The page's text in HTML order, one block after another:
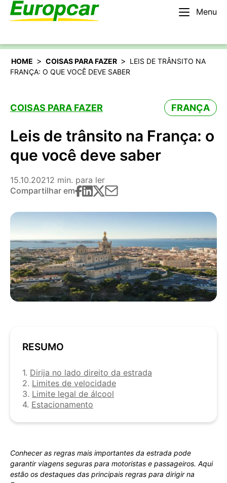
Menu
Português
HOME > COISAS PARA FAZER > LEIS DE TRÂNSITO NA
FRANÇA: O QUE VOCÊ DEVE SABER
COISAS PARA FAZER FRANÇA
Leis de trânsito na França: o
que você deve saber
15.10.20212 min. para ler
Compartilhar em
RESUMO
1. Dirija no lado direito da estrada
2. Limites de velocidade
3. Limite legal de álcool
4. Estacionamento
Conhecer as regras mais importantes da estrada pode
garantir viagens seguras para motoristas e passageiros. Aqui
estão os destaques das principais regras para dirigir na